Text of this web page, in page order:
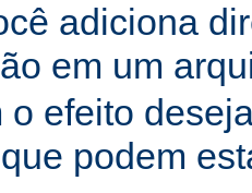
adiciona
em um
o efeito
podem